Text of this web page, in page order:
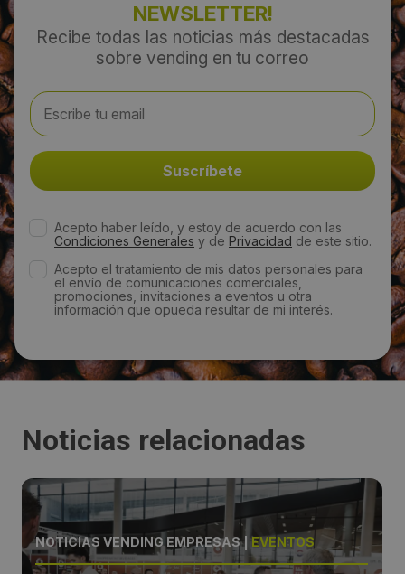
info@nisisrl.com
Web:
http://www.nisisrl.com/
Fecha de publicación de producto:
Martes 07 Diciembre 2010
NEWSLETTER!
Recibe todas las noticias más destacadas
sobre vending en tu correo
Acepto haber leído, y estoy de acuerdo con las
Condiciones Generales y de Privacidad de este sitio.
Acepto el tratamiento de mis datos personales para
el envío de comunicaciones comerciales,
promociones, invitaciones a eventos u otra
información que opueda resultar de mi interés.
Noticias relacionadas
NOTICIAS VENDING EMPRESAS|EVENTOS